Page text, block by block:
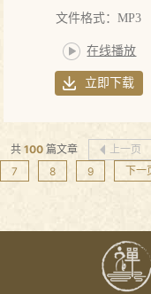
文件格式：MP3
在线播放
立即下载
共 100 篇文章 上一页
7
8 9 下一